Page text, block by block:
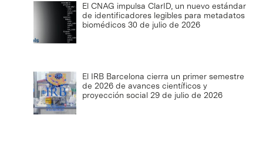
El CNAG impulsa ClarID, un nuevo estándar
de identificadores legibles para metadatos
biomédicos 30 de julio de 2026
El IRB Barcelona cierra un primer semestre
de 2026 de avances científicos y
proyección social 29 de julio de 2026